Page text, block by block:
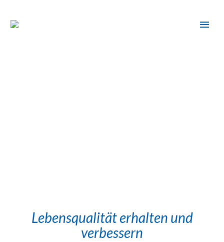
Lebensqualität erhalten und
verbessern